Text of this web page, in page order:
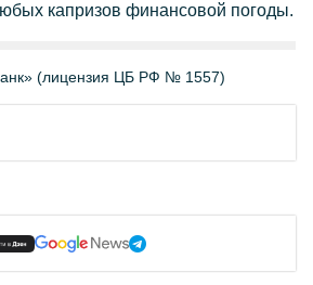
капризов финансовой погоды.
(лицензия ЦБ РФ № 1557)